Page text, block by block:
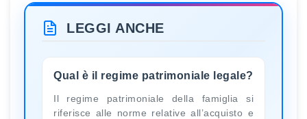
LEGGI ANCHE
Qual è il regime patrimoniale legale?
Il regime patrimoniale della famiglia si
riferisce alle norme relative all’acquisto e